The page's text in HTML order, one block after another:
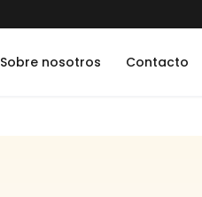
Sobre nosotros Contacto